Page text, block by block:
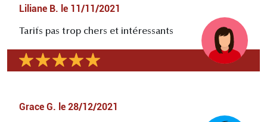
Liliane B. le 11/11/2021
Tarifs pas trop chers et intéressants
Grace G. le 28/12/2021